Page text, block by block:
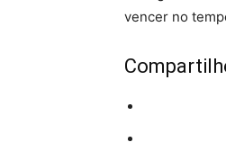
vencer no